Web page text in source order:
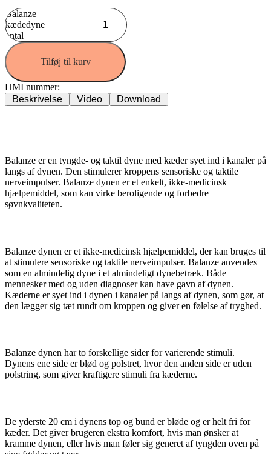
Balanze
kædedyne
antal
Tilføj til kurv
HMI nummer: —
Beskrivelse
Video Download
Balanze er en tyngde- og taktil dyne med kæder syet ind i kanaler på
langs af dynen. Den stimulerer kroppens sensoriske og taktile
nerveimpulser. Balanze dynen er et enkelt, ikke-medicinsk
hjælpemiddel, som kan virke beroligende og forbedre
søvnkvaliteten.
Balanze dynen er et ikke-medicinsk hjælpemiddel, der kan bruges til
at stimulere sensoriske og taktile nerveimpulser. Balanze anvendes
som en almindelig dyne i et almindeligt dynebetræk. Både
mennesker med og uden diagnoser kan have gavn af dynen.
Kæderne er syet ind i dynen i kanaler på langs af dynen, som gør, at
den lægger sig tæt rundt om kroppen og giver en følelse af tryghed.
Balanze dynen har to forskellige sider for varierende stimuli.
Dynens ene side er blød og polstret, hvor den anden side er uden
polstring, som giver kraftigere stimuli fra kæderne.
De yderste 20 cm i dynens top og bund er bløde og er helt fri for
kæder. Det giver brugeren ekstra komfort, hvis man ønsker at
kramme dynen, eller hvis man føler sig generet af tyngden oven på